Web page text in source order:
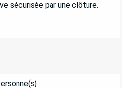
sécurisée par une clôture.